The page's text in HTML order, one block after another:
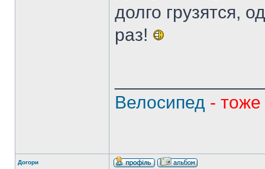
долго грузятся,
раз!
Велосипед -
Догори